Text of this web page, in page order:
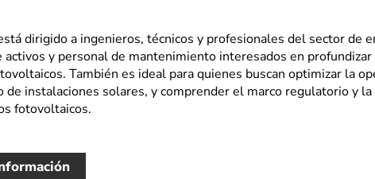
dirigido a ingenieros, técnicos y profesionales del sector de
activos y personal de mantenimiento interesados en profundizar
También es ideal para quienes buscan optimizar la
de instalaciones solares, y comprender el marco regulatorio y la
fotovoltaicos.